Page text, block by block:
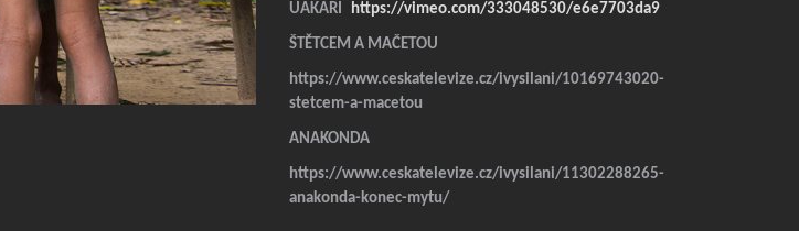
UAKARI https://vimeo.com/333048530/e6e7703da9
ŠTĚTCEM A MAČETOU
https://www.ceskatelevize.cz/ivysilani/10169743020-
stetcem-a-macetou
ANAKONDA
https://www.ceskatelevize.cz/ivysilani/11302288265-
anakonda-konec-mytu/